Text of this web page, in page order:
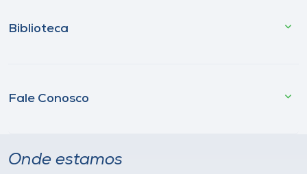
Biblioteca
Fale Conosco
Onde estamos